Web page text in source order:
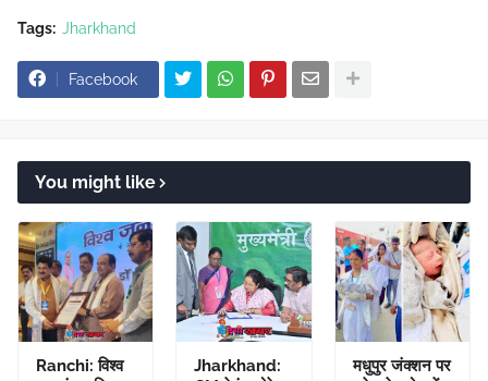
Tags: Jharkhand
Facebook
You might like
Ranchi: विश्व
Jharkhand:
मधुपुर जंक्शन पर